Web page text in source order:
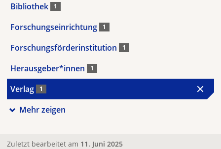
Bibliothek 1
Forschungseinrichtung 1
Forschungsförderinstitution 1
Herausgeber*innen 1
Verlag 1
Mehr zeigen
Zuletzt bearbeitet am 11. Juni 2025